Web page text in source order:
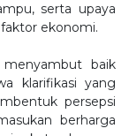
serta upaya
ekonomi.
baik
klarifikasi yang
persepsi
berharga